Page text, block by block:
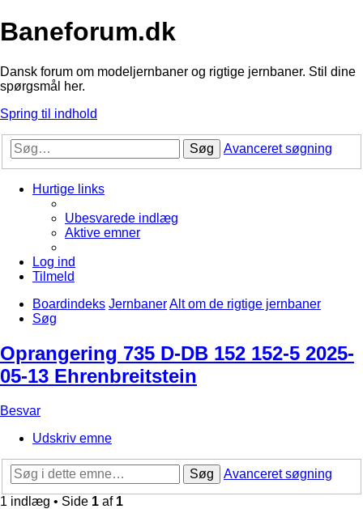
Baneforum.dk
Dansk forum om modeljernbaner og rigtige jernbaner. Stil dine
spørgsmål her.
Spring til indhold
Søg Avanceret søgning
Hurtige links
Ubesvarede indlæg
Aktive emner
Log ind
Tilmeld
Boardindeks JernbanerAlt om de rigtige jernbaner
Søg
Oprangering 735 D-DB 152 152-5 2025-
05-13 Ehrenbreitstein
Besvar
Udskriv emne
Søg
Avanceret søgning
1 indlæg • Side 1 af 1